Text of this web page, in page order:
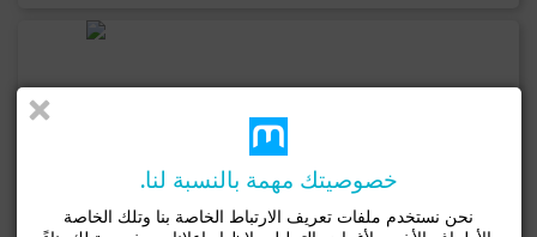
خصوصيتك مهمة بالنسبة لنا.
نحن نستخدم ملفات تعريف الارتباط الخاصة بنا وتلك الخاصة